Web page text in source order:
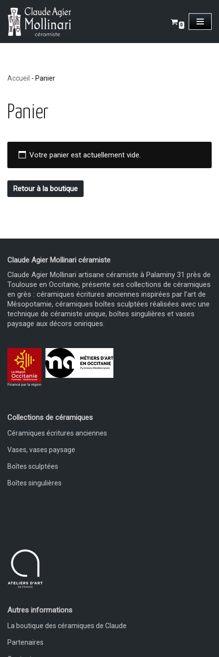
Aller
au
0
Accueil - Panier
Panier
Votre panier est actuellement vide.
Retour à la boutique
Claude Agier Mollinari céramiste
Claude Agier Mollinari artisane céramiste à Palaminy 31 près de
Toulouse en Occitanie, présente ses collections de céramiques
en grès : céramiques écritures anciennes inspirées par l’art de
Mésopotamie, céramiques boîtes sculptées réalisées avec une
technique de céramiste unique, boîtes singulières et vases
paysage aux décors oniriques.
Collections de céramiques
Céramiques écritures anciennes
Vases, vases paysage
Boîtes sculptées
Boîtes singulières
Autres informations
La boutique des céramiques de Claude
Partenaires